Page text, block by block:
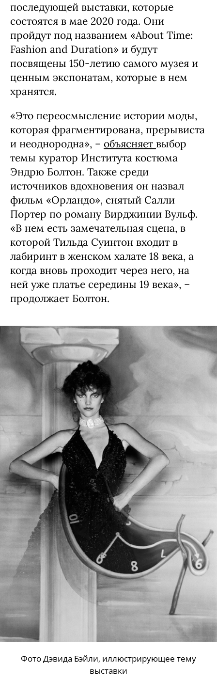
последующей выставки, которые
состоятся в мае 2020 года. Они
пройдут под названием «About Time:
Fashion and Duration» и будут
посвящены 150-летию самого музея и
ценным экспонатам, которые в нем
хранятся.
«Это переосмысление истории моды,
которая фрагментирована, прерывиста
и неоднородна», – объясняет выбор
темы куратор Института костюма
Эндрю Болтон. Также среди
источников вдохновения он назвал
фильм «Орландо», снятый Салли
Портер по роману Вирджинии Вульф.
«В нем есть замечательная сцена, в
которой Тильда Суинтон входит в
лабиринт в женском халате 18 века, а
когда вновь проходит через него, на
ней уже платье середины 19 века», –
продолжает Болтон.
Фото Дэвида Бэйли, иллюстрирующее тему
выставки